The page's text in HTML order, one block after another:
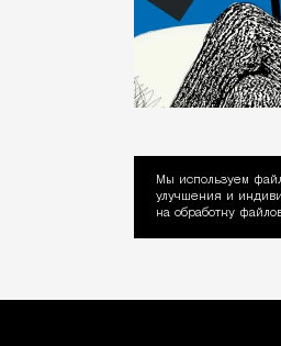
Мы используем
улучшения и
на обработку